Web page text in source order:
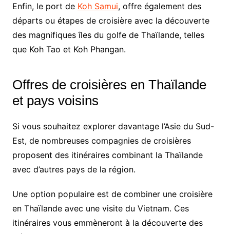
Enfin, le port de Koh Samui, offre également des
départs ou étapes de croisière avec la découverte
des magnifiques îles du golfe de Thaïlande, telles
que Koh Tao et Koh Phangan.
Offres de croisières en Thaïlande
et pays voisins
Si vous souhaitez explorer davantage l’Asie du Sud-
Est, de nombreuses compagnies de croisières
proposent des itinéraires combinant la Thaïlande
avec d’autres pays de la région.
Une option populaire est de combiner une croisière
en Thaïlande avec une visite du Vietnam. Ces
itinéraires vous emmèneront à la découverte des